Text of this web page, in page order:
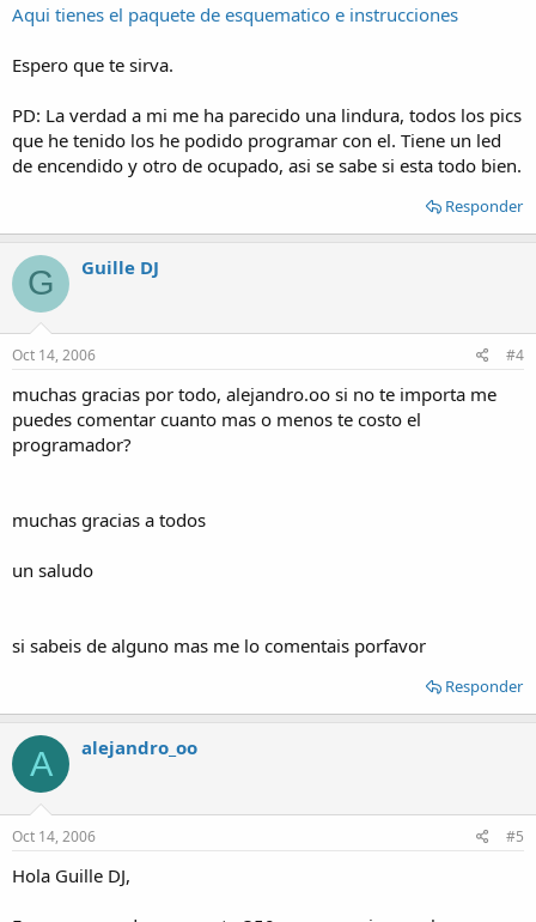
Aqui tienes el paquete de esquematico e instrucciones
Espero que te sirva.
PD: La verdad a mi me ha parecido una lindura, todos los pics
que he tenido los he podido programar con el. Tiene un led
de encendido y otro de ocupado, asi se sabe si esta todo bien.
Responder
G Guille DJ
Oct 14, 2006 #4
muchas gracias por todo, alejandro.oo si no te importa me
puedes comentar cuanto mas o menos te costo el
programador?
muchas gracias a todos
un saludo
si sabeis de alguno mas me lo comentais porfavor
Responder
A alejandro_oo
Oct 14, 2006 #5
Hola Guille DJ,